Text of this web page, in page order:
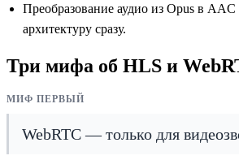
Преобразование аудио из Opus в
архитектуру сразу.
Три мифа об HLS и
МИФ ПЕРВЫЙ
WebRTC — только для